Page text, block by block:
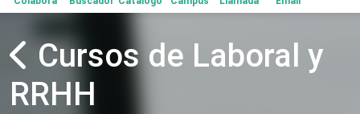
Cursos de Laboral y
RRHH